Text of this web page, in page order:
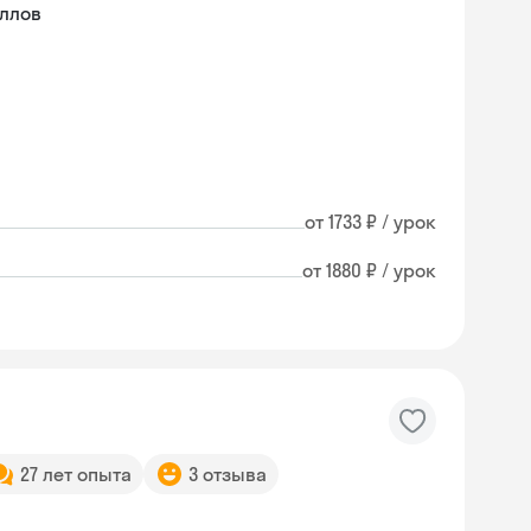
от 1733 ₽ / урок
от 1880 ₽ / урок
27 лет опыта 3 отзыва